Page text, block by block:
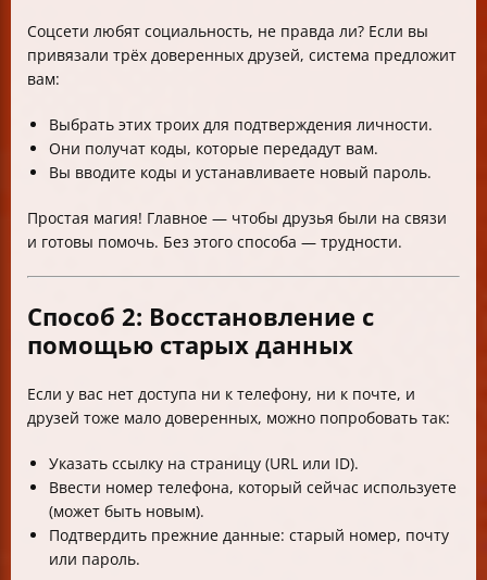
Соцсети любят социальность, не правда ли? Если вы
привязали трёх доверенных друзей, система предложит
вам:
Выбрать этих троих для подтверждения личности.
Они получат коды, которые передадут вам.
Вы вводите коды и устанавливаете новый пароль.
Простая магия! Главное — чтобы друзья были на связи
и готовы помочь. Без этого способа — трудности.
Способ 2: Восстановление с
помощью старых данных
Если у вас нет доступа ни к телефону, ни к почте, и
друзей тоже мало доверенных, можно попробовать так:
Указать ссылку на страницу (URL или ID).
Ввести номер телефона, который сейчас используете
(может быть новым).
Подтвердить прежние данные: старый номер, почту
или пароль.